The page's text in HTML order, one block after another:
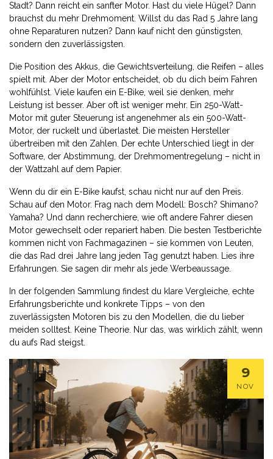
Stadt? Dann reicht ein sanfter Motor. Hast du viele Hügel? Dann
brauchst du mehr Drehmoment. Willst du das Rad 5 Jahre lang
ohne Reparaturen nutzen? Dann kauf nicht den günstigsten,
sondern den zuverlässigsten.
Die Position des Akkus, die Gewichtsverteilung, die Reifen – alles
spielt mit. Aber der Motor entscheidet, ob du dich beim Fahren
wohlfühlst. Viele kaufen ein E-Bike, weil sie denken, mehr
Leistung ist besser. Aber oft ist weniger mehr. Ein 250-Watt-
Motor mit guter Steuerung ist angenehmer als ein 500-Watt-
Motor, der ruckelt und überlastet. Die meisten Hersteller
übertreiben mit den Zahlen. Der echte Unterschied liegt in der
Software, der Abstimmung, der Drehmomentregelung – nicht in
der Wattzahl auf dem Papier.
Wenn du dir ein E-Bike kaufst, schau nicht nur auf den Preis.
Schau auf den Motor. Frag nach dem Modell: Bosch? Shimano?
Yamaha? Und dann recherchiere, wie oft andere Fahrer diesen
Motor gewechselt oder repariert haben. Die besten Testberichte
kommen nicht von Fachmagazinen – sie kommen von Leuten,
die das Rad drei Jahre lang jeden Tag genutzt haben. Lies ihre
Erfahrungen. Sie sagen dir mehr als jede Werbeaussage.
In der folgenden Sammlung findest du klare Vergleiche, echte
Erfahrungsberichte und konkrete Tipps – von den
zuverlässigsten Motoren bis zu den Modellen, die du lieber
meiden solltest. Keine Theorie. Nur das, was wirklich zählt, wenn
du aufs Rad steigst.
9
NOV